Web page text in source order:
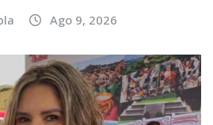
Ago 9, 2026